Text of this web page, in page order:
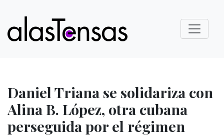
Daniel Triana se solidariza con
Alina B. López, otra cubana
perseguida por el régimen